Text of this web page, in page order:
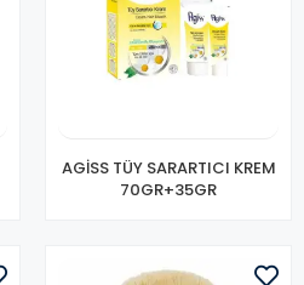
AGİSS TÜY SARARTICI KREM
70GR+35GR